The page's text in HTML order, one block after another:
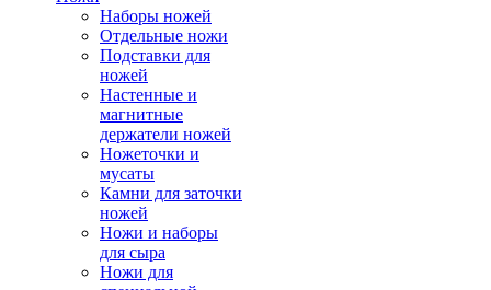
Наборы ножей
Отдельные ножи
Подставки для
ножей
Настенные и
магнитные
держатели ножей
Ножеточки и
мусаты
Камни для заточки
ножей
Ножи и наборы
для сыра
Ножи для